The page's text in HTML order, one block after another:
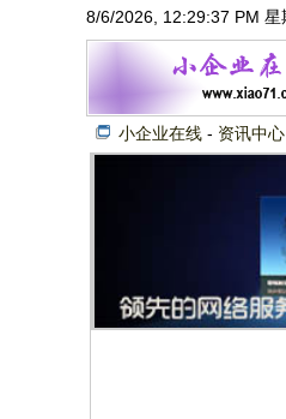
8/6/2026, 12:29:38 PM 星
小企业在线 - 资讯中心